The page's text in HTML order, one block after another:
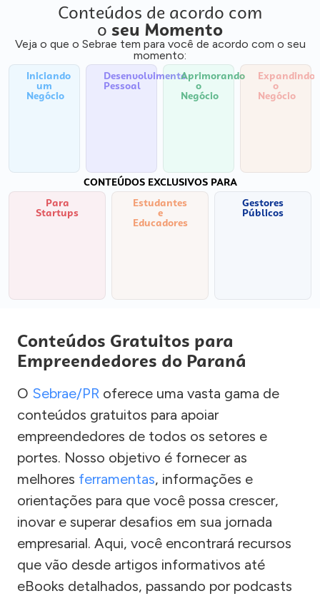
Conteúdos de acordo com
o seu Momento
Veja o que o Sebrae tem para você de acordo com o seu
momento:
Iniciando
um
Negócio
Desenvolvimento
Pessoal
Aprimorando
o
Negócio
Expandindo
o
Negócio
CONTEÚDOS EXCLUSIVOS PARA
Para
Startups
Estudantes
e
Educadores
Gestores
Públicos
Conteúdos Gratuitos para
Empreendedores do Paraná
O Sebrae/PR oferece uma vasta gama de
conteúdos gratuitos para apoiar
empreendedores de todos os setores e
portes. Nosso objetivo é fornecer as
melhores ferramentas, informações e
orientações para que você possa crescer,
inovar e superar desafios em sua jornada
empresarial. Aqui, você encontrará recursos
que vão desde artigos informativos até
eBooks detalhados, passando por podcasts